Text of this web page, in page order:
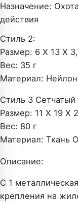
Назначение:
действия
Стиль 2:
Размер: 6 X 13 X
Вес: 35 г
Материал:
Стиль 3
Размер: 11 X 19 X
Вес: 80 г
Материал: Ткань
Описание:
С 1
крепления на